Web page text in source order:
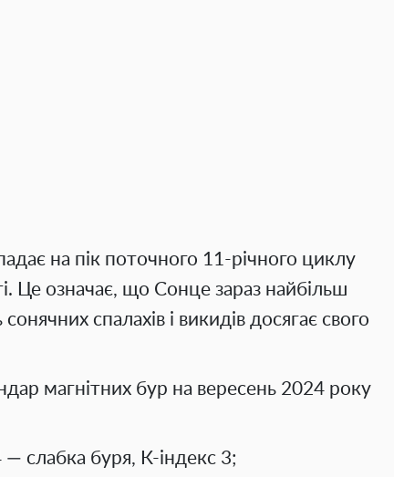
на пік поточного 11-річного циклу
Це означає, що Сонце зараз найбільш
сонячних спалахів і викидів досягає свого
магнітних бур на вересень 2024 року
— слабка буря, К-індекс 3;